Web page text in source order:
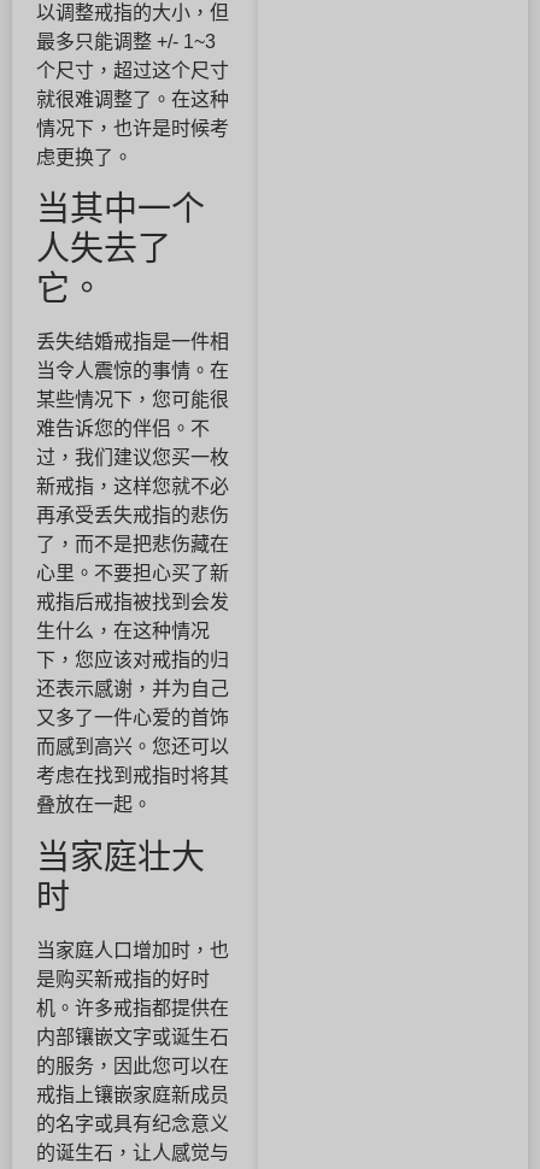
以调整戒指的大小，但
最多只能调整 +/- 1~3
个尺寸，超过这个尺寸
就很难调整了。在这种
情况下，也许是时候考
虑更换了。
当其中一个
人失去了
它。
丢失结婚戒指是一件相
当令人震惊的事情。在
某些情况下，您可能很
难告诉您的伴侣。不
过，我们建议您买一枚
新戒指，这样您就不必
再承受丢失戒指的悲伤
了，而不是把悲伤藏在
心里。不要担心买了新
戒指后戒指被找到会发
生什么，在这种情况
下，您应该对戒指的归
还表示感谢，并为自己
又多了一件心爱的首饰
而感到高兴。您还可以
考虑在找到戒指时将其
叠放在一起。
当家庭壮大
时
当家庭人口增加时，也
是购买新戒指的好时
机。许多戒指都提供在
内部镶嵌文字或诞生石
的服务，因此您可以在
戒指上镶嵌家庭新成员
的名字或具有纪念意义
的诞生石，让人感觉与